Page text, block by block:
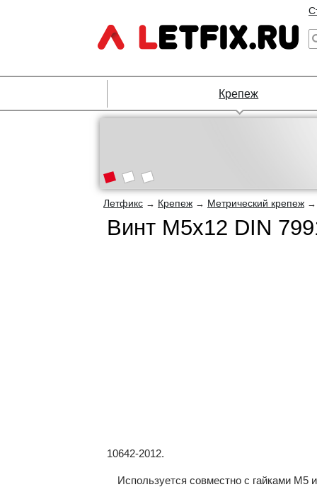
Крепеж
Летфикс → Крепеж → Метрический крепеж
Винт М5х12 DIN
10642-2012.
Используется совместно с гайками М5